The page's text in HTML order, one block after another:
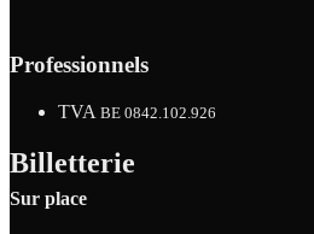
Professionnels
TVA BE 0842.102.926
Billetterie
Sur place